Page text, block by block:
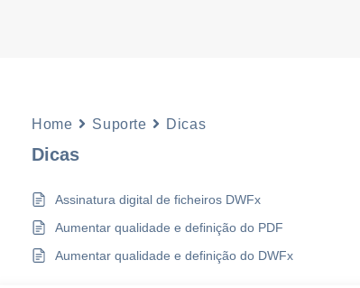
Home Suporte Dicas
Dicas
Assinatura digital de ficheiros DWFx
Aumentar qualidade e definição do PDF
Aumentar qualidade e definição do DWFx